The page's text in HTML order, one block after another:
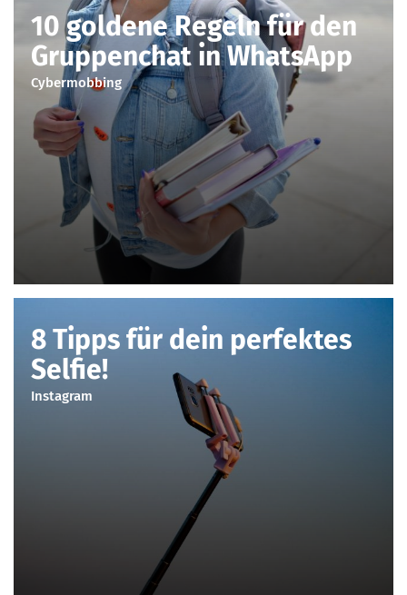
10 goldene Regeln für den
Gruppenchat in WhatsApp
Cybermobbing
8 Tipps für dein perfektes
Selfie!
Instagram